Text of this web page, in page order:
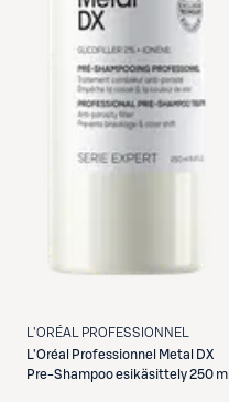
L'ORÉAL PROFESSIONNEL
L'Oréal Professionnel Metal DX
Pre-Shampoo esikäsittely 250 ml